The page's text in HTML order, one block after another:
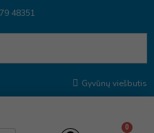
48351
Gyvūnų viešbutis
0